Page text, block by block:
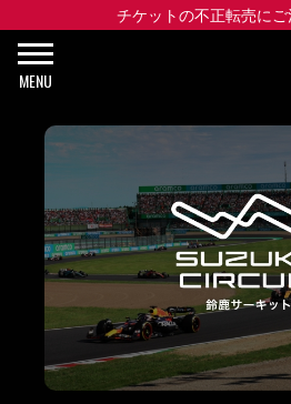
チケットの不正転売に
MENU